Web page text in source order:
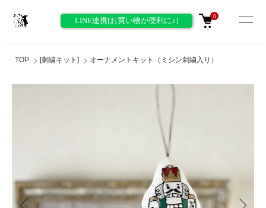
LINE連携[お買い物が便利に♪] 0
TOP [刺繍キット] オーナメントキット（ミシン刺繍入り）